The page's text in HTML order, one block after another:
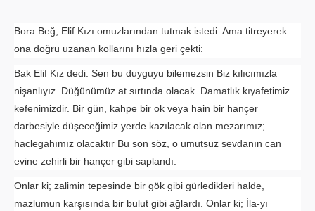
Bora Beğ, Elif Kızı omuzlarından tutmak istedi. Ama titreyerek
ona doğru uzanan kollarını hızla geri çekti:
Bak Elif Kız dedi. Sen bu duyguyu bilemezsin Biz kılıcımızla
nişanlıyız. Düğünümüz at sırtında olacak. Damatlık kıyafetimiz
kefenimizdir. Bir gün, kahpe bir ok veya hain bir hançer
darbesiyle düşeceğimiz yerde kazılacak olan mezarımız;
haclegahımız olacaktır Bu son söz, o umutsuz sevdanın can
evine zehirli bir hançer gibi saplandı.
Onlar ki; zalimin tepesinde bir gök gibi gürledikleri halde,
mazlumun karşısında bir bulut gibi ağlardı. Onlar ki; İla-yı